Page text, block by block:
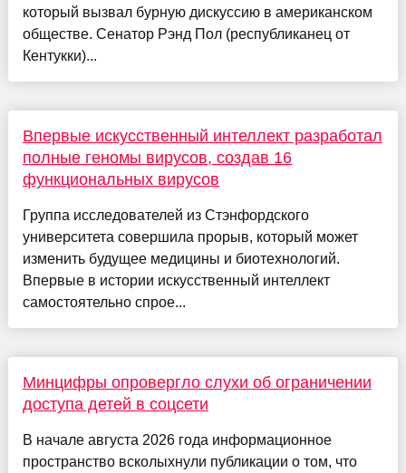
который вызвал бурную дискуссию в американском
обществе. Сенатор Рэнд Пол (республиканец от
Кентукки)...
Впервые искусственный интеллект разработал
полные геномы вирусов, создав 16
функциональных вирусов
Группа исследователей из Стэнфордского
университета совершила прорыв, который может
изменить будущее медицины и биотехнологий.
Впервые в истории искусственный интеллект
самостоятельно спрое...
Минцифры опровергло слухи об ограничении
доступа детей в соцсети
В начале августа 2026 года информационное
пространство всколыхнули публикации о том, что